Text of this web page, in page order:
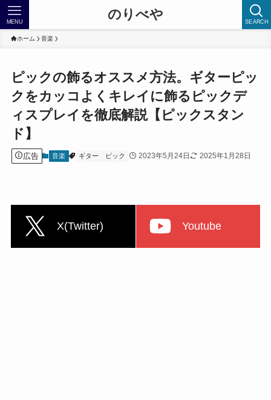
のりべや SEARCH
MENU
ホーム 音楽
ピックの飾るオススメ方法。ギターピッ
クをカッコよくキレイに飾るピックデ
ィスプレイを徹底解説【ピックスタン
ド】
広告 音楽 ギター ピック 2023年5月24日 2025年1月28日
X(Twitter) Youtube